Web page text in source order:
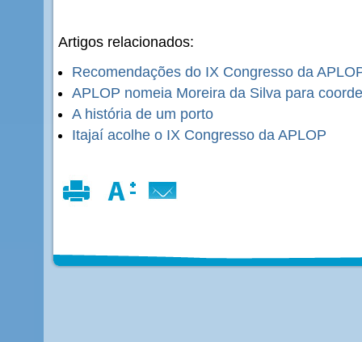
Artigos relacionados:
Recomendações do IX Congresso da
APLOP nomeia Moreira da Silva para
A história de um porto
Itajaí acolhe o IX Congresso da APLOP